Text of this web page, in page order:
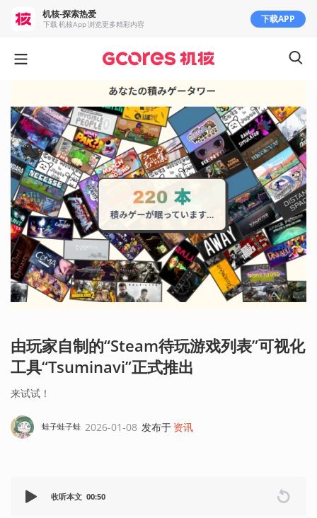
由玩家自制的“Steam待玩游戏列表”可视化
工具“Tsuminavi”正式推出
来试试！
蛙子蛙子蛙 2026-01-08 发布于 资讯
收听本文 00:50
机核-探索热爱
下载 机核App 浏览更多精彩内容 下载APP